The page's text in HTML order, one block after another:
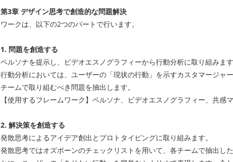
第3章 デザイン思考で創造的な問題解決
ワークは、以下の2つのパートで⾏います。
1. 問題を創造する
ペルソナを提⽰し、ビデオエスノグラフィーから⾏動分析に取り組みます
⾏動分析においては、ユーザーの「現状の⾏動」を⽰すカスタマージ
チームで取り組むべき問題を抽出します。
【使⽤するフレームワーク】ペルソナ、ビデオエスノグラフィー、共感
2. 解決策を創造する
発散思考によるアイデア創出とプロトタイピングに取り組みます。
発散思考ではオズボーンのチェックリストを⽤いて、各チームで抽出